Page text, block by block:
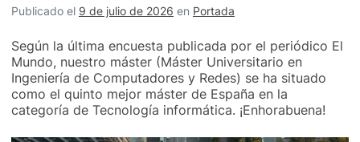
Publicado el 9 de julio de 2026 en Portada
Según la última encuesta publicada por el periódico El
Mundo, nuestro máster (Máster Universitario en
Ingeniería de Computadores y Redes) se ha situado
como el quinto mejor máster de España en la
categoría de Tecnología informática. ¡Enhorabuena!